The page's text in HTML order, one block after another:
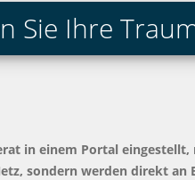
Sie Ihre
in einem Portal
sondern werden direkt